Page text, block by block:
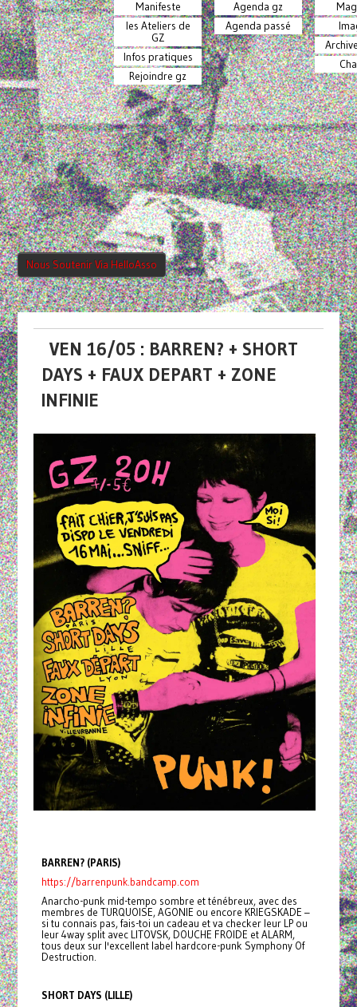
Manifeste
les Ateliers de
GZ
Infos pratiques
Rejoindre gz
Agenda gz
Agenda passé
Nous Soutenir Via HelloAsso
VEN 16/05 : BARREN? + SHORT
DAYS + FAUX DEPART + ZONE
INFINIE
BARREN? (PARIS)
https://barrenpunk.bandcamp.com
Anarcho-punk mid-tempo sombre et ténébreux, avec des
membres de TURQUOISE, AGONIE ou encore KRIEGSKADE –
si tu connais pas, fais-toi un cadeau et va checker leur LP ou
leur 4way split avec LITOVSK, DOUCHE FROIDE et ALARM,
tous deux sur l'excellent label hardcore-punk Symphony Of
Destruction.
SHORT DAYS (LILLE)